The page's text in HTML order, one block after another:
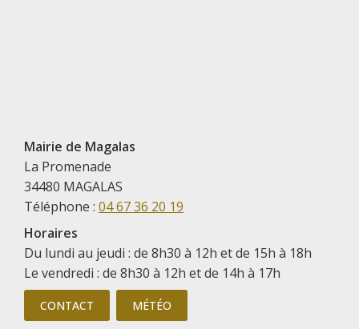
Mairie de Magalas
La Promenade
34480 MAGALAS
Téléphone : 04 67 36 20 19
Horaires
Du lundi au jeudi : de 8h30 à 12h et de 15h à 18h
Le vendredi : de 8h30 à 12h et de 14h à 17h
CONTACT MÉTÉO